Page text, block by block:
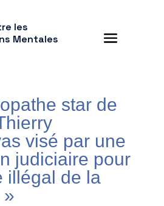
les
Mentales
star de
visé par une
judiciaire pour
illégal de la
»